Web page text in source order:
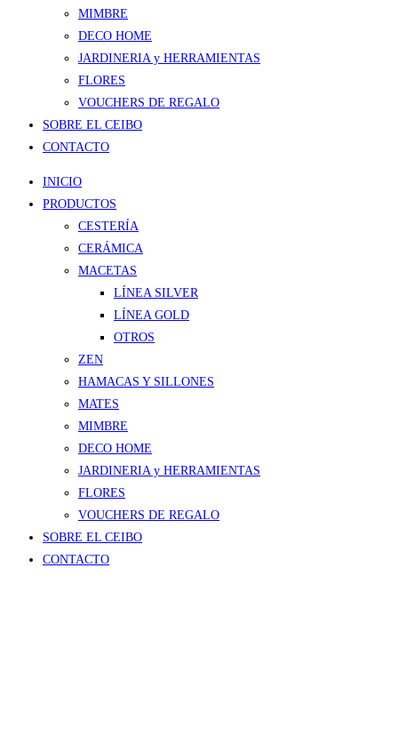
MIMBRE
DECO HOME
JARDINERIA y HERRAMIENTAS
FLORES
VOUCHERS DE REGALO
SOBRE EL CEIBO
CONTACTO
INICIO
PRODUCTOS
CESTERÍA
CERÁMICA
MACETAS
LÍNEA SILVER
LÍNEA GOLD
OTROS
ZEN
HAMACAS Y SILLONES
MATES
MIMBRE
DECO HOME
JARDINERIA y HERRAMIENTAS
FLORES
VOUCHERS DE REGALO
SOBRE EL CEIBO
CONTACTO